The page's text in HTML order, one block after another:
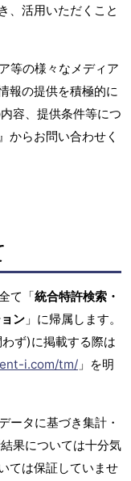
、活用いただくこと
等の様々なメディア
報の提供を積極的に
容、提供条件等につ
』からお問い合わせく
て「統合特許検索・
ン 」に帰属します。
ず)に掲載する際は
i.com/tm/ 」を明
ータに基づき集計・
果については十分気
ては保証していませ